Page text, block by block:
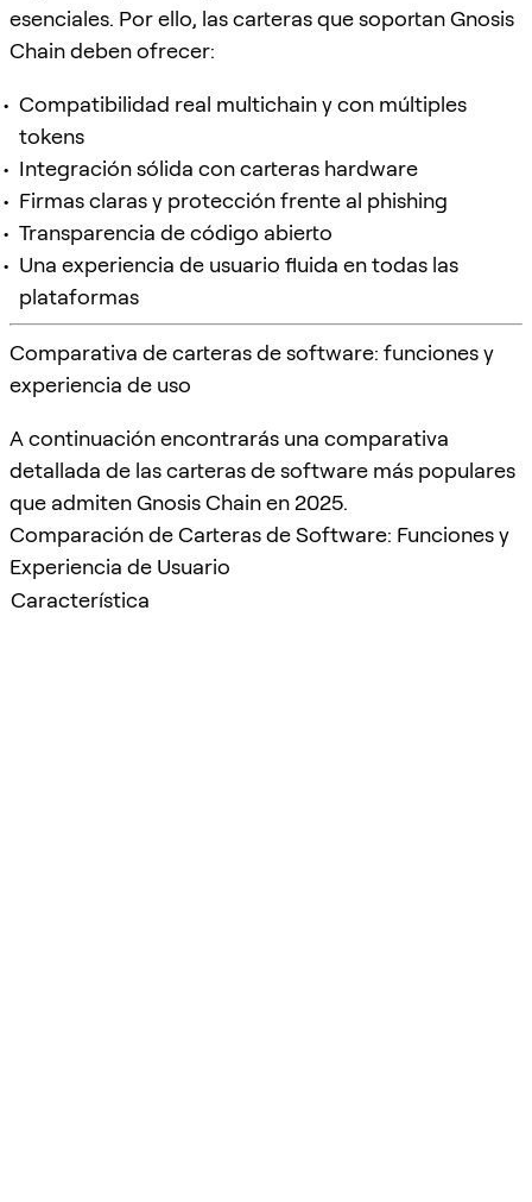
esenciales. Por ello, las carteras que soportan Gnosis
Chain deben ofrecer:
Compatibilidad real multichain y con múltiples
tokens
Integración sólida con carteras hardware
Firmas claras y protección frente al phishing
Transparencia de código abierto
Una experiencia de usuario fluida en todas las
plataformas
Comparativa de carteras de software: funciones y
experiencia de uso
A continuación encontrarás una comparativa
detallada de las carteras de software más populares
que admiten Gnosis Chain en 2025.
Comparación de Carteras de Software: Funciones y
Experiencia de Usuario
Característica